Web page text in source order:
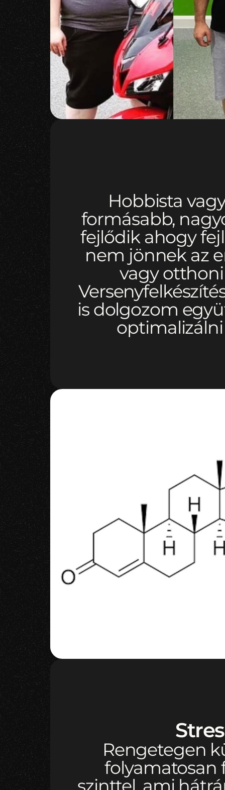
Hobbista
formásabb,
fejlődik ahogy
nem jönnek az
vagy
is dolgozom
Rengetegen
folyamatosan